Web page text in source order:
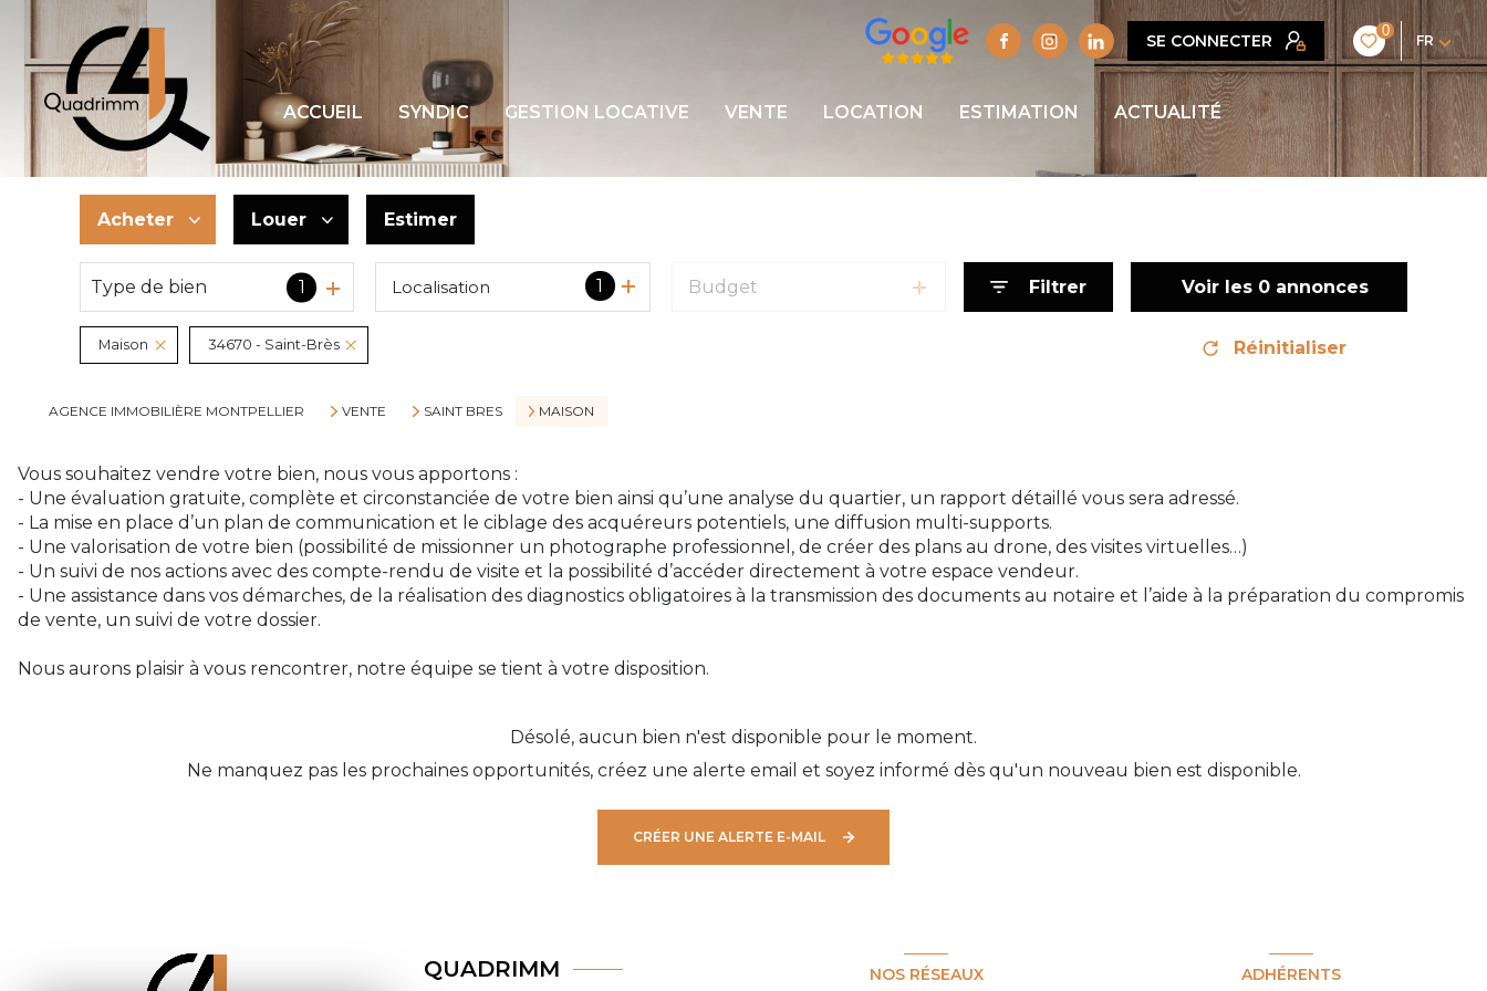
SE CONNECTER
0
FR
ACCUEIL SYNDIC GESTION LOCATIVE VENTE LOCATION ESTIMATION ACTUALITÉ
Acheter
De l'ancien
De l'immo pro
Louer
à l'année
Estimer
Type de bien 1 1
Localisation Budget Filtrer Voir les 0annonces
Maison 34670 - Saint-Brès Réinitialiser
AGENCE IMMOBILIÈRE MONTPELLIER VENTE SAINT BRES MAISON
Vous souhaitez vendre votre bien, nous vous apportons :
- Une évaluation gratuite, complète et circonstanciée de votre bien ainsi qu’une analyse du quartier, un rapport détaillé vous sera adressé.
- La mise en place d’un plan de communication et le ciblage des acquéreurs potentiels, une diffusion multi-supports.
- Une valorisation de votre bien (possibilité de missionner un photographe professionnel, de créer des plans au drone, des visites virtuelles…)
- Un suivi de nos actions avec des compte-rendu de visite et la possibilité d’accéder directement à votre espace vendeur.
- Une assistance dans vos démarches, de la réalisation des diagnostics obligatoires à la transmission des documents au notaire et l’aide à la préparation du compromis
de vente, un suivi de votre dossier.
Nous aurons plaisir à vous rencontrer, notre équipe se tient à votre disposition.
Désolé, aucun bien n'est disponible pour le moment.
Ne manquez pas les prochaines opportunités, créez une alerte email et soyez informé dès qu'un nouveau bien est disponible.
CRÉER UNE ALERTE E-MAIL
QUADRIMM NOS RÉSEAUX ADHÉRENTS